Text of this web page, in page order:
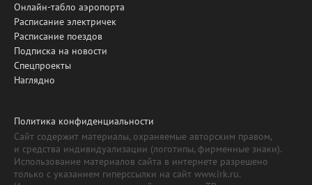
Онлайн-табло аэропорта
Расписание электричек
Расписание поездов
Подписка на новости
Спецпроекты
Наглядно
Политика конфиденциальности
Сайт содержит материалы, охраняемые авторским правом,
и средства индивидуализации (логотипы, фирменные знаки).
Использование материалов сайта в интернете разрешено
только с указанием гиперссылки на сайт www.irk.ru.